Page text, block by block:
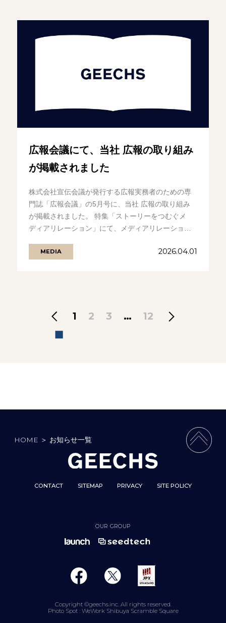
広報会議にて、当社 広報の取り組み
が掲載されました
株式会社宣伝会議が発行する広報実務者のための専
門誌「広報会議」の5月号に、当社 広報の取り組み
が掲載されました。 特集「ストーリーをつむぐメ
ディアリレーション」にて、メディアリレーション
見るMEDIA 2026.04.01
1 2 3 … 12
HOME ＞ お知らせ一覧 PAGE
CONTACT SITEMAP PRIVACY SITE POLICY
OUR GROUP
Copyright ©geechs.inc. All rights reserved.
Photo Spot : WeWork Shibuya Scramble Square